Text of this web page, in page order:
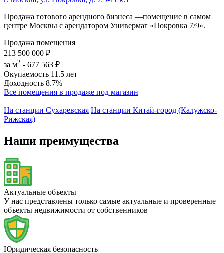
Продажа готового арендного бизнеса —помещение в самом
центре Москвы с арендатором Универмаг «Покровка 7/9».
Продажа помещения
213 500 000 ₽
за м2 - 677 563 ₽
Окупаемость 11.5 лет
Доходность 8.7%
Все помещения в продаже под магазин
На станции Сухаревская На станции Китай-город (Калужско-
Рижская)
Наши преимущества
Актуальные объекты
У нас представлены только самые актуальные и проверенные
объекты недвижимости от собственников
Юридическая безопасность